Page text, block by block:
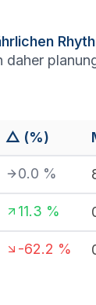
daher
△ (%)
0.0 %
11.3 %
-62.2 %